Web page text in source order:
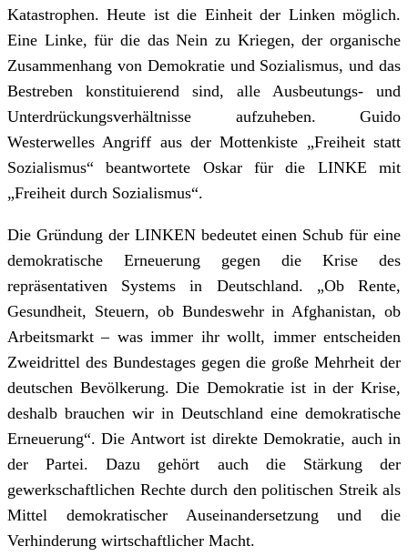
Katastrophen. Heute ist die Einheit der Linken möglich.
Eine Linke, für die das Nein zu Kriegen, der organische
Zusammenhang von Demokratie und Sozialismus, und das
Bestreben konstituierend sind, alle Ausbeutungs- und
Unterdrückungsverhältnisse aufzuheben. Guido
Westerwelles Angriff aus der Mottenkiste „Freiheit statt
Sozialismus“ beantwortete Oskar für die LINKE mit
„Freiheit durch Sozialismus“.
Die Gründung der LINKEN bedeutet einen Schub für eine
demokratische Erneuerung gegen die Krise des
repräsentativen Systems in Deutschland. „Ob Rente,
Gesundheit, Steuern, ob Bundeswehr in Afghanistan, ob
Arbeitsmarkt – was immer ihr wollt, immer entscheiden
Zweidrittel des Bundestages gegen die große Mehrheit der
deutschen Bevölkerung. Die Demokratie ist in der Krise,
deshalb brauchen wir in Deutschland eine demokratische
Erneuerung“. Die Antwort ist direkte Demokratie, auch in
der Partei. Dazu gehört auch die Stärkung der
gewerkschaftlichen Rechte durch den politischen Streik als
Mittel demokratischer Auseinandersetzung und die
Verhinderung wirtschaftlicher Macht.